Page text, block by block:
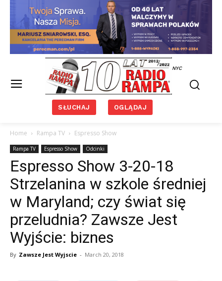
NYC
SŁUCHAJ OGLĄDAJ
Home Rampa TV Espresso Show
Rampa TV Espresso Show Odcinki
Espresso Show 3-20-18
Strzelanina w szkole średniej
w Maryland; czy świat się
przeludnia? Zawsze Jest
Wyjście: biznes
By Zawsze Jest Wyjscie - March 20, 2018